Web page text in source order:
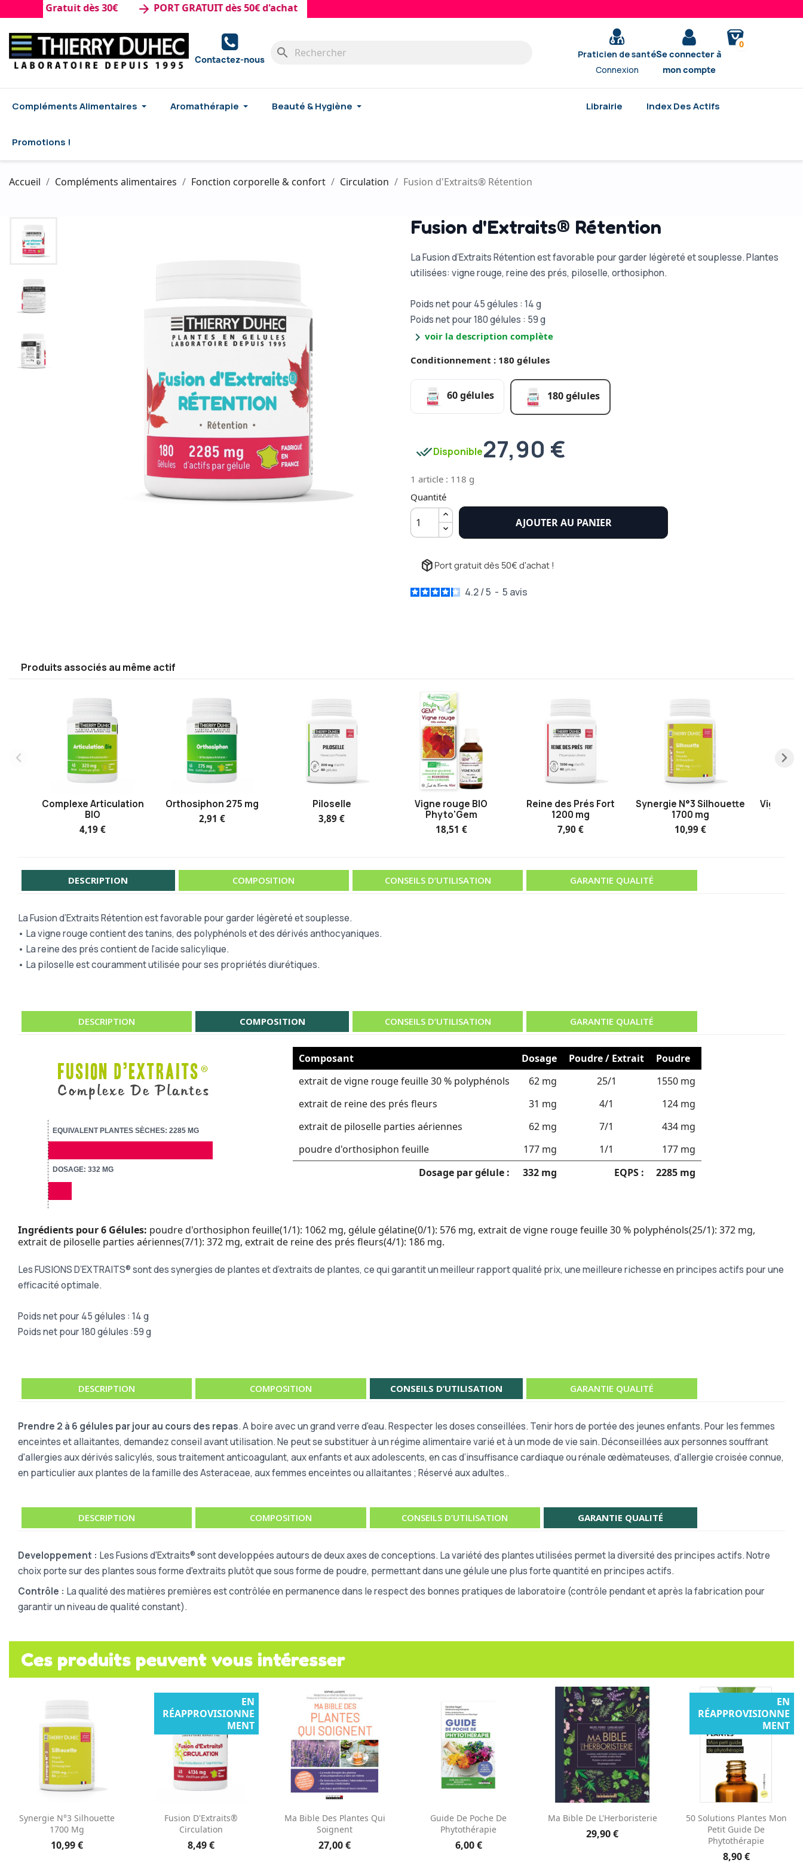
Gratuit dès 30€ arrow_forward PORT GRATUIT dès 50€ d'achat
Contactez-nous search
Praticien de santé
Connexion
Se connecter à
mon compte
0
Compléments Alimentaires Aromathérapie Beauté & Hygiène Librairie Index Des Actifs
Promotions !
Accueil Compléments alimentaires Fonction corporelle & confort Circulation Fusion d'Extraits® Rétention
Fusion d'Extraits® Rétention
La Fusion d’Extraits Rétention est favorable pour garder légèreté et souplesse. Plantes
utilisées: vigne rouge, reine des prés, piloselle, orthosiphon.
Poids net pour 45 gélules : 14 g
Poids net pour 180 gélules : 59 g
chevron_right voir la description complète
Conditionnement : 180 gélules
60 gélules 180 gélules
done_allDisponible27,90 €
1 article : 118 g
Quantité
AJOUTER AU PANIER
package_2 Port gratuit dès 50€ d'achat !
4.2/5 - 5 avis
Produits associés au même actif
Complexe Articulation
BIO
4,19 €
Orthosiphon 275 mg
2,91 €
Piloselle
3,89 €
Vigne rouge BIO
Phyto'Gem
18,51 €
Reine des Prés Fort
1200 mg
7,90 €
Synergie N°3 Silhouette
1700 mg
10,99 €
Vigne
DESCRIPTION COMPOSITION CONSEILS D’UTILISATION GARANTIE QUALITÉ
La Fusion d’Extraits Rétention est favorable pour garder légèreté et souplesse.
• La vigne rouge contient des tanins, des polyphénols et des dérivés anthocyaniques.
• La reine des prés contient de l’acide salicylique.
• La piloselle est couramment utilisée pour ses propriétés diurétiques.
DESCRIPTION COMPOSITION CONSEILS D’UTILISATION GARANTIE QUALITÉ
EQUIVALENT PLANTES SÈCHES: 2285 MG
DOSAGE: 332 MG
Composant Dosage Poudre / Extrait
Poudre
extrait de vigne rouge feuille 30 % polyphénols
62 mg 25/1
1550 mg
extrait de reine des prés fleurs
31 mg 4/1
124 mg
extrait de piloselle parties aériennes
62 mg 7/1
434 mg
poudre d'orthosiphon feuille
177 mg 1/1
177 mg
Dosage par gélule :
332 mg EQPS : 2285 mg
Ingrédients pour 6 Gélules: poudre d'orthosiphon feuille(1/1): 1062 mg, gélule gélatine(0/1): 576 mg, extrait de vigne rouge feuille 30 % polyphénols(25/1): 372 mg,
extrait de piloselle parties aériennes(7/1): 372 mg, extrait de reine des prés fleurs(4/1): 186 mg.
Les FUSIONS D’EXTRAITS® sont des synergies de plantes et d’extraits de plantes, ce qui garantit un meilleur rapport qualité prix, une meilleure richesse en principes actifs pour une
efficacité optimale.
Poids net pour 45 gélules : 14 g
Poids net pour 180 gélules :59 g
DESCRIPTION COMPOSITION CONSEILS D’UTILISATION GARANTIE QUALITÉ
Prendre 2 à 6 gélules par jour au cours des repas. A boire avec un grand verre d'eau. Respecter les doses conseillées. Tenir hors de portée des jeunes enfants. Pour les femmes
enceintes et allaitantes, demandez conseil avant utilisation. Ne peut se substituer à un régime alimentaire varié et à un mode de vie sain. Déconseillées aux personnes souffrant
d'allergies aux dérivés salicylés, sous traitement anticoagulant, aux enfants et aux adolescents, en cas d’insuffisance cardiaque ou rénale œdèmateuses, d'allergie croisée connue,
en particulier aux plantes de la famille des Asteraceae, aux femmes enceintes ou allaitantes ; Réservé aux adultes..
DESCRIPTION COMPOSITION CONSEILS D’UTILISATION GARANTIE QUALITÉ
Developpement : Les Fusions d'Extraits® sont developpées autours de deux axes de conceptions. La variété des plantes utilisées permet la diversité des principes actifs. Notre
choix porte sur des plantes sous forme d'extraits plutôt que sous forme de poudre, permettant dans une gélule une plus forte quantité en principes actifs.
Contrôle : La qualité des matières premières est contrôlée en permanence dans le respect des bonnes pratiques de laboratoire (contrôle pendant et après la fabrication pour
garantir un niveau de qualité constant).
Ces produits peuvent vous intéresser
Aperçu rapide
Synergie N°3 Silhouette
1700 Mg
10,99 €
Aperçu rapide
Fusion D'Extraits®
Circulation
8,49 €
EN
RÉAPPROVISIONNE
MENT
Aperçu rapide
Ma Bible Des Plantes Qui
Soignent
27,00 €
Aperçu rapide
Guide De Poche De
Phytothérapie
6,00 €
Aperçu rapide
Ma Bible De L'Herboristerie
29,90 €
Aperçu rapide
50 Solutions Plantes Mon
Petit Guide De
Phytothérapie
8,90 €
EN
RÉAPPROVISIONNE
MENT